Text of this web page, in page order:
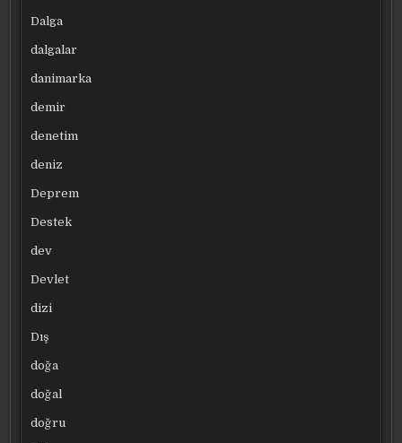
Dalga
dalgalar
danimarka
demir
denetim
deniz
Deprem
Destek
dev
Devlet
dizi
Dış
doğa
doğal
doğru